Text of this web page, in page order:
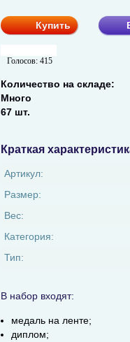
Купить
Голосов: 415
Количество на складе:
Много
67 шт.
Краткая
Артикул:
Размер:
Вес:
Категория:
Тип:
В набор входят:
медаль на ленте;
диплом;